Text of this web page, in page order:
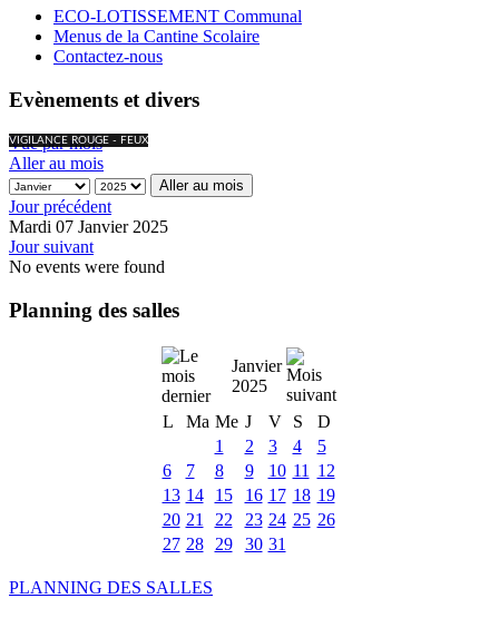
ECO-LOTISSEMENT Communal
Menus de la Cantine Scolaire
Contactez-nous
Evènements et divers
VIGILANCE ROUGE - FEUX
Vue par mois
Aller au mois
Aller au mois
Jour précédent
Mardi 07 Janvier 2025
Jour suivant
No events were found
Planning des salles
Janvier
2025
L
Ma Me J V S
D
1
2 3 4
5
6
7 8 9 10 11
12
13 14 15 16 17 18 19
20 21 22 23 24 25 26
27 28 29 30 31
PLANNING DES SALLES